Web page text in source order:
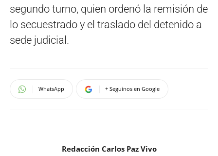
segundo turno, quien ordenó la remisión de
lo secuestrado y el traslado del detenido a
sede judicial.
WhatsApp + Seguinos en Google
Redacción Carlos Paz Vivo